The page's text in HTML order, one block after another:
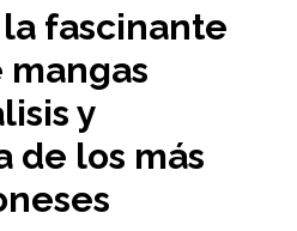
fascinante
y
de los más